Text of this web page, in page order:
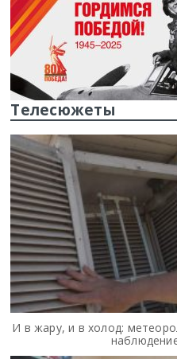
Телесюжеты
И в жару, и в холод: